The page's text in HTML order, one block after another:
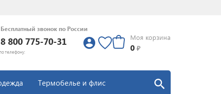
Бесплатный звонок по России
8 800 775-70-31
телефону:
Моя корзина
0 ₽
Термобелье и флис